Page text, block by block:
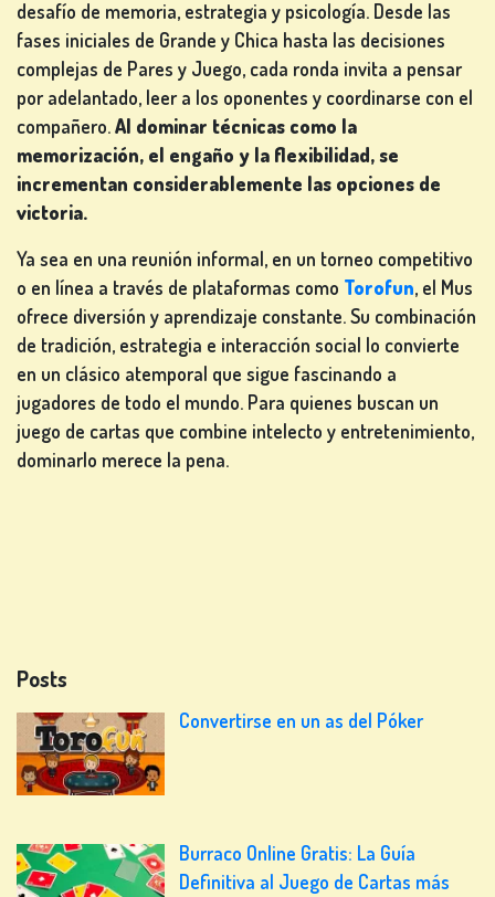
desafío de memoria, estrategia y psicología. Desde las
fases iniciales de Grande y Chica hasta las decisiones
complejas de Pares y Juego, cada ronda invita a pensar
por adelantado, leer a los oponentes y coordinarse con el
compañero.Al dominar técnicas como la
memorización, el engaño y la flexibilidad, se
incrementan considerablemente las opciones de
victoria.
Ya sea en una reunión informal, en un torneo competitivo
o en línea a través de plataformas como Torofun, el Mus
ofrece diversión y aprendizaje constante. Su combinación
de tradición, estrategia e interacción social lo convierte
en un clásico atemporal que sigue fascinando a
jugadores de todo el mundo. Para quienes buscan un
juego de cartas que combine intelecto y entretenimiento,
dominarlo merece la pena.
Posts
Convertirse en un as del Póker
Burraco Online Gratis: La Guía
Definitiva al Juego de Cartas más